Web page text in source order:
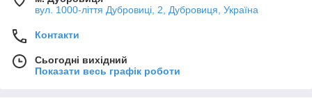
вул. 1000-ліття Дубровиці, 2, Дубровиця, Україна
Контакти
Сьогодні вихідний
Показати весь графік роботи